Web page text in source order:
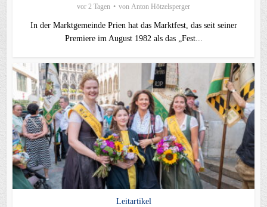
vor 2 Tagen von Anton Hötzelsperger
In der Marktgemeinde Prien hat das Marktfest, das seit seiner
Premiere im August 1982 als das „Fest...
Leitartikel